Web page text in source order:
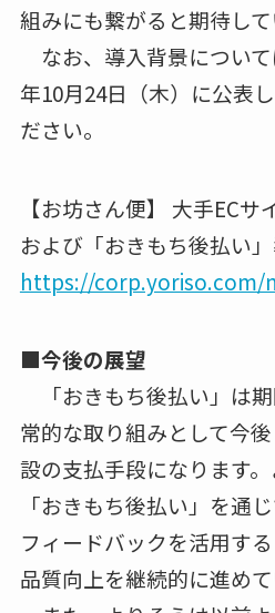
組みにも繋がると期待して
なお、導入背景につい
年10月24日（木）に公表
ださい。
【お坊さん便】 大手EC
および「おきもち後払い
https://corp.yoriso.com/
■今後の展望
「おきもち後払い」は
常的な取り組みとして今
設の支払手段になります。
「おきもち後払い」を通
フィードバックを活用す
品質向上を継続的に進めて